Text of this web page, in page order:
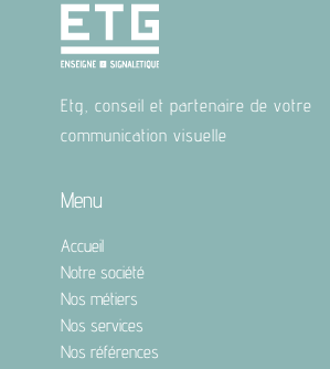
Etg, conseil et partenaire de votre
communication visuelle
Menu
Accueil
Notre société
Nos métiers
Nos services
Nos références